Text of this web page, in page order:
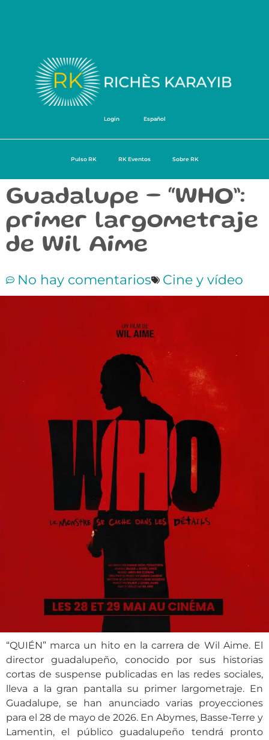
Login Español
Pulso RK RK Eventos Sobre RK
Guadalupe – “WHO”:
primer largometraje
de Wil Aime
No hay comentarios Cine y vídeo
“QUIÉN” marca un hito en la carrera de Wil Aime. El
director guadalupeño, conocido por sus historias
cortas de suspense publicadas en las redes sociales,
lleva a la gran pantalla su primer largometraje. En
Guadalupe, se han anunciado varias proyecciones
para el 28 de mayo de 2026. En Abymes, Basse-Terre y
Lamentin, el público guadalupeño tendrá pronto